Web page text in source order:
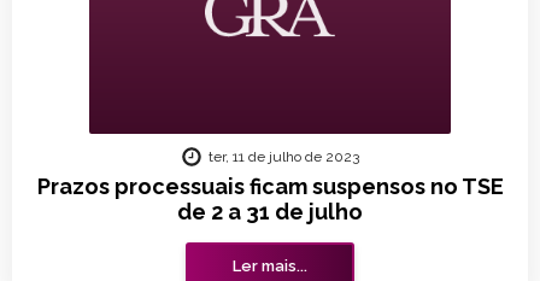
Prazos processuais ficam suspensos no TSE
de 2 a 31 de julho
ter, 11 de julho de 2023
Ler mais...